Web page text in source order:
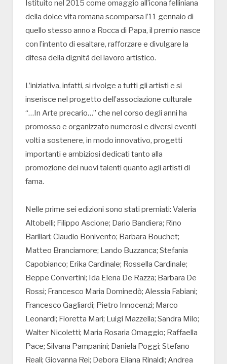
Istituito nel 2015 come omaggio all’icona felliniana
della dolce vita romana scomparsa l’11 gennaio di
quello stesso anno a Rocca di Papa, il premio nasce
con l’intento di esaltare, rafforzare e divulgare la
difesa della dignità del lavoro artistico.
L’iniziativa, infatti, si rivolge a tutti gli artisti e si
inserisce nel progetto dell’associazione culturale
“…In Arte precario…” che nel corso degli anni ha
promosso e organizzato numerosi e diversi eventi
volti a sostenere, in modo innovativo, progetti
importanti e ambiziosi dedicati tanto alla
promozione dei nuovi talenti quanto agli artisti di
fama.
Nelle prime sei edizioni sono stati premiati: Valeria
Altobelli; Filippo Ascione; Dario Bandiera; Rino
Barillari; Claudio Bonivento; Barbara Bouchet;
Matteo Branciamore; Lando Buzzanca; Stefania
Capobianco; Erika Cardinale; Rossella Cardinale;
Beppe Convertini; Ida Elena De Razza; Barbara De
Rossi; Francesco Maria Dominedò; Alessia Fabiani;
Francesco Gagliardi; Pietro Innocenzi; Marco
Leonardi; Fioretta Mari; Luigi Mazzella; Sandra Milo;
Walter Nicoletti; Maria Rosaria Omaggio; Raffaella
Pace; Silvana Pampanini; Daniela Poggi; Stefano
Reali; Giovanna Rei; Debora Eliana Rinaldi; Andrea